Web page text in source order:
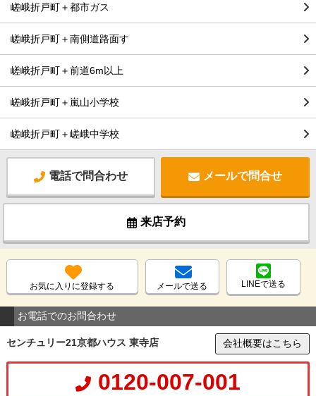
嵯峨折戸町＋都市ガス
嵯峨折戸町＋南側道路面す
嵯峨折戸町＋前道6m以上
嵯峨折戸町＋嵐山小学校
嵯峨折戸町＋嵯峨中学校
電話で問合わせ メールで問合せ
来店予約
お気に入りに登録する メールで送る LINEで送る
お電話でのお問合わせ
センチュリー21京都ハウス 東寺店 会社概要はこちら
0120-007-001